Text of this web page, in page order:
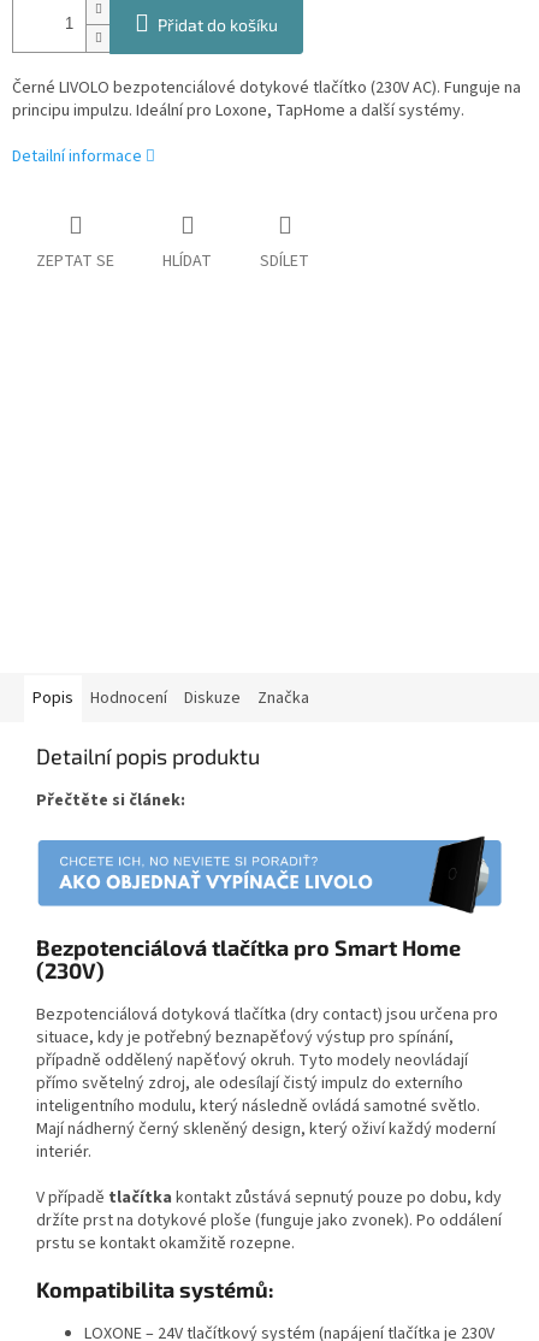
Přidat do košíku
Černé LIVOLO bezpotenciálové dotykové tlačítko (230V AC). Funguje na
principu impulzu. Ideální pro Loxone, TapHome a další systémy.
Detailní informace
ZEPTAT SE HLÍDAT SDÍLET
Popis Hodnocení Diskuze Značka
Detailní popis produktu
Přečtěte si článek:
Bezpotenciálová tlačítka pro Smart Home
(230V)
Bezpotenciálová dotyková tlačítka (dry contact) jsou určena pro
situace, kdy je potřebný beznapěťový výstup pro spínání,
případně oddělený napěťový okruh. Tyto modely neovládají
přímo světelný zdroj, ale odesílají čistý impulz do externího
inteligentního modulu, který následně ovládá samotné světlo.
Mají nádherný černý skleněný design, který oživí každý moderní
interiér.
V případě tlačítka kontakt zůstává sepnutý pouze po dobu, kdy
držíte prst na dotykové ploše (funguje jako zvonek). Po oddálení
prstu se kontakt okamžitě rozepne.
Kompatibilita systémů:
LOXONE – 24V tlačítkový systém (napájení tlačítka je 230V